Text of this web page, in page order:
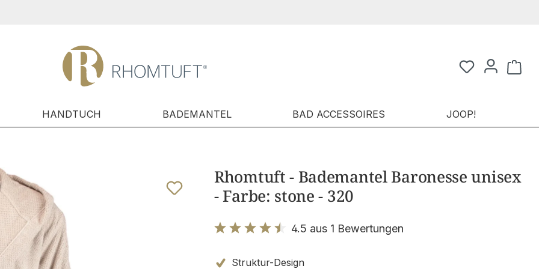
HANDTUCH BADEMANTEL BAD ACCESSOIRES JOOP!
Rhomtuft - Bademantel Baronesse unisex
- Farbe: stone - 320
4.5 aus 1 Bewertungen
Struktur-Design